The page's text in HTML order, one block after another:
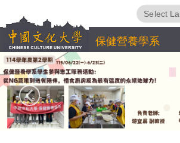
到
主
要
內
容
區
保健營養學系